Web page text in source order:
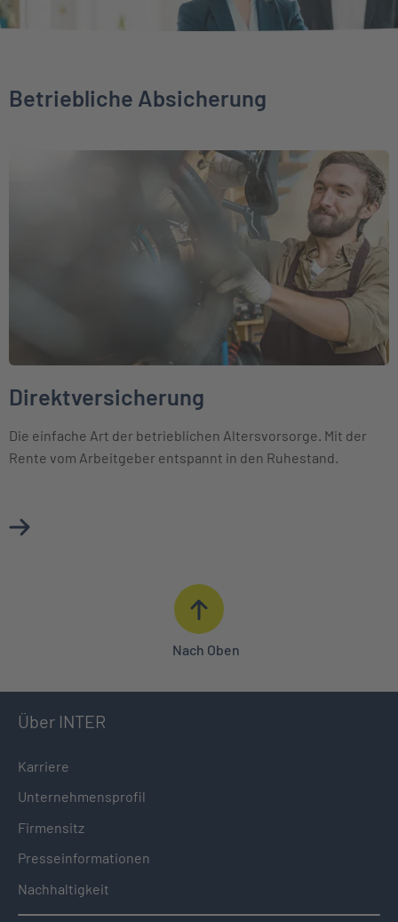
Betriebliche Absicherung
Weiter zu Direktversicherung
Direktversicherung
Die einfache Art der betrieblichen Altersvorsorge. Mit der
Rente vom Arbeitgeber entspannt in den Ruhestand.
Mehr über Direktversicherung erfahren
Nach Oben
Über INTER
Karriere
Unternehmensprofil
Firmensitz
Presseinformationen
Nachhaltigkeit